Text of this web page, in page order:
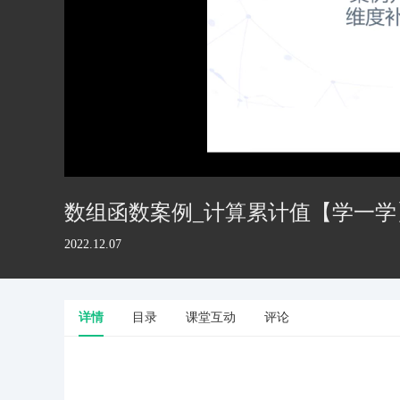
数组函数案例_计算累计值【学一
2022.12.07
详情 目录 课堂互动 评论